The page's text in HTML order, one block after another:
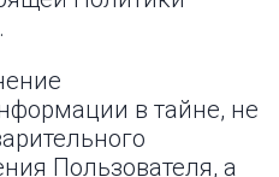
в тайне, не
Пользователя, а